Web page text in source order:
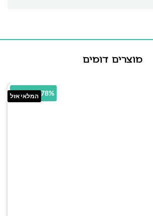
מוצרים דומים
המלאי אזל34.78% הנחה